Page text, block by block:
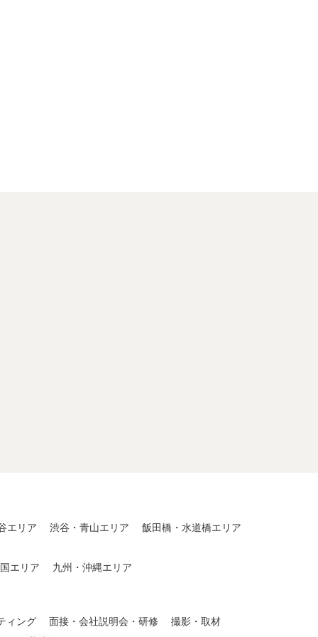
エリア 渋谷・青山エリア
飯田橋・水道橋エリア
エリア
九州・沖縄エリア
ィング 面接・会社説明会・研修
撮影・取材